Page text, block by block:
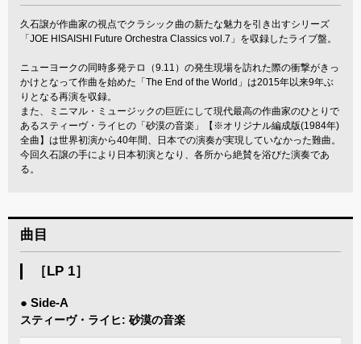
久石譲が作曲家の視点でクラシック曲の新たな魅力を引き出すシリーズ
「JOE HISAISHI Future Orchestra Classics vol.7」を収録したライブ盤。
ニューヨークの同時多発テロ（9.11）の発生現場を訪れた際の衝撃がきっ
かけとなって作曲を始めた「The End of the World」は2015年以来9年ぶ
りとなる再演を収録。
また、ミニマル・ミュージックの巨匠にして現代最高の作曲家のひとりで
あるスティーヴ・ライヒの「砂漠の音楽」【※オリジナル編成版(1984年)
全曲】は世界初演から40年間、日本での演奏が実現していなかった難曲。
今回久石譲の手により日本初演となり、各所から絶賛を浴びた演奏であ
る。
曲目
［LP 1］
● Side-A
スティーヴ・ライヒ: 砂漠の音楽